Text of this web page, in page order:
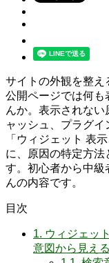
サイトの外観を整え
公開ページでは何
んか。表示されな
ャッシュ、プラグ
「ウィジェット 表
に、原因の特定方法
す。初心者から中級
んの内容です。
目次
1. ウィジェッ
意図から見え